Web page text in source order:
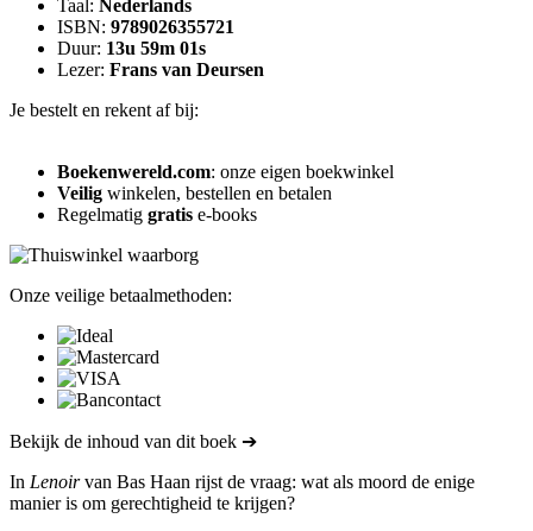
Taal: Nederlands
ISBN: 9789026355721
Duur: 13u 59m 01s
Lezer: Frans van Deursen
Je bestelt en rekent af bij:
Boekenwereld.com: onze eigen boekwinkel
Veilig winkelen, bestellen en betalen
Regelmatig gratis e-books
Onze veilige betaalmethoden:
Bekijk de inhoud van dit boek ➔
In Lenoirvan Bas Haan rijst de vraag: wat als moord de enige
manier is om gerechtigheid te krijgen?